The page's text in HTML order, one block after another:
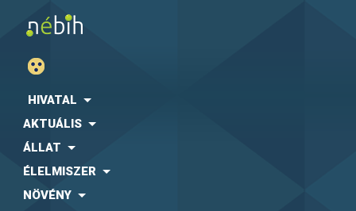
HIVATAL
AKTUÁLIS
ÁLLAT
ÉLELMISZER
NÖVÉNY